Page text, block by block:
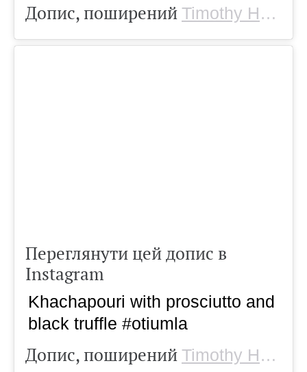
Допис, поширений Timothy Hollingsworth
Переглянути цей допис в
Instagram
Khachapouri with prosciutto and
black truffle #otiumla
Допис, поширений Timothy Hollingsworth